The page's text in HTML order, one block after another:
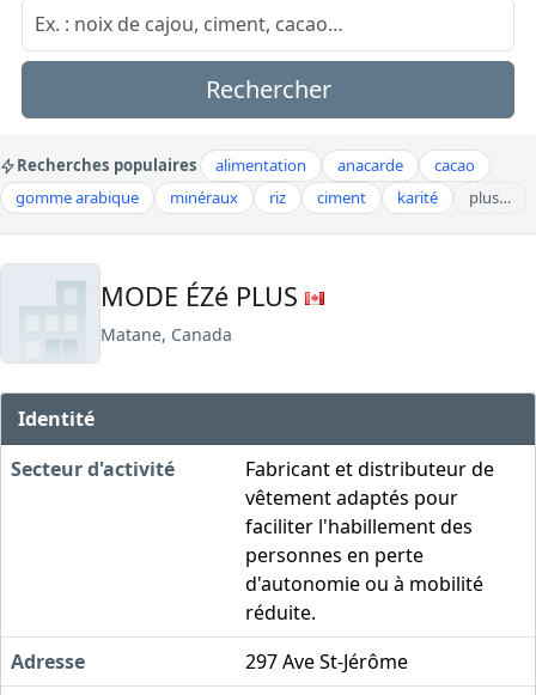
Rechercher
Recherches populaires alimentation anacarde
cacao
gomme arabique
minéraux riz ciment karité plus…
MODE ÉZé PLUS
Matane, Canada
Identité
Secteur d'activité
Fabricant et distributeur de
vêtement adaptés pour
faciliter l'habillement des
personnes en perte
d'autonomie ou à mobilité
réduite.
Adresse
297 Ave St-Jérôme